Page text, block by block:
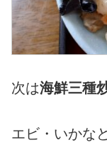
次は海鮮三種
エビ・いかな